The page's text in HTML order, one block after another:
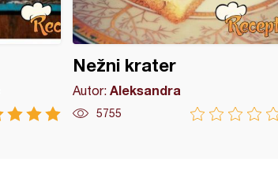
Nežni krater
Autor: Aleksandra
5755